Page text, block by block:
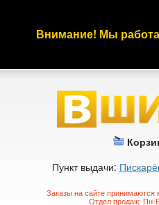
Внимание! Мы
Пункт выдачи:
Заказы на сайте принимаются
Отдел продаж: Пн-